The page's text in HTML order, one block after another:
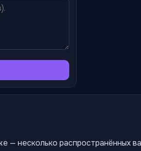
несколько распространённых